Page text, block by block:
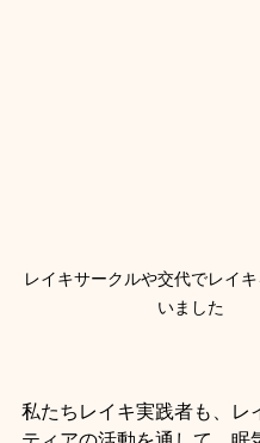
レイキサークルや交代でレイ
いました
私たちレイキ実践者も、レ